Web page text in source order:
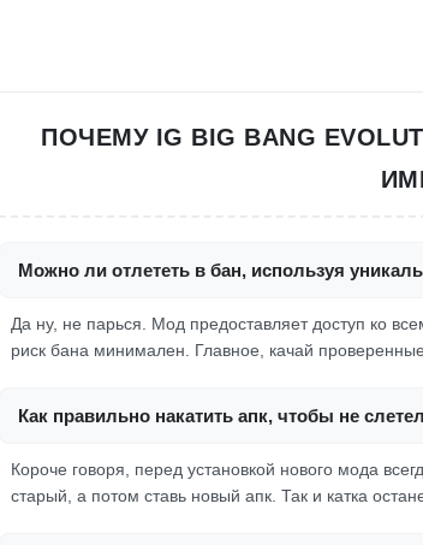
ПОЧЕМУ IG BIG BANG
Можно ли отлететь в бан, используя
Да ну, не парься. Мод предоставляет доступ ко
риск бана минимален. Главное, качай
Как правильно накатить апк, чтобы не
Короче говоря, перед установкой нового мода
старый, а потом ставь новый апк. Так и катка